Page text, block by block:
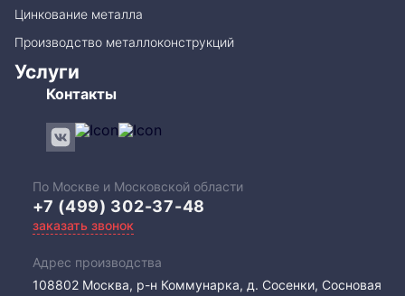
Цинкование металла
Производство металлоконструкций
Услуги
Контакты
По Москве и Московской области
+7 (499) 302-37-48
заказать звонок
Адрес производства
108802​ Москва, р-н Коммунарка, д. Сосенки, Сосновая